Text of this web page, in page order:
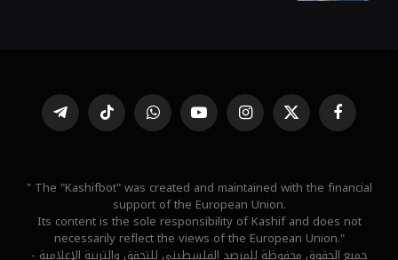
فيسبوك X
(Twitter)
الانستغراميوتيوب واتساب تيكتوك تيلقرام
" The "Kashifbot" was created and maintained with the financial
support of the European Union.
Its content is the sole responsibility of Kashif and does not
necessarily reflect the views of the European Union."
جميع الحقوق محفوظة للمرصد الفلسطيني للتحقق والتربية الإعلامية -